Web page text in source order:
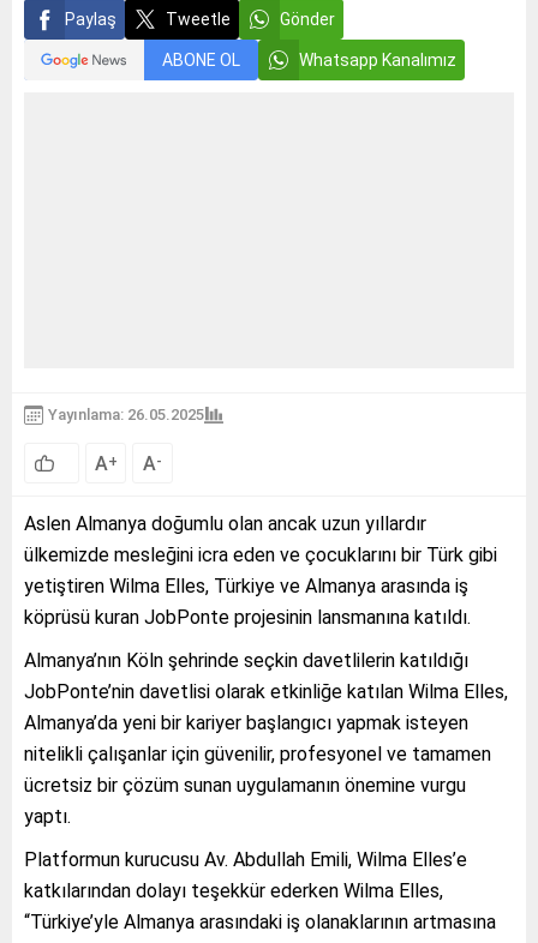
Paylaş Tweetle Gönder
ABONE OL Whatsapp Kanalımız
Yayınlama: 26.05.2025
A+ A-
Aslen Almanya doğumlu olan ancak uzun yıllardır
ülkemizde mesleğini icra eden ve çocuklarını bir Türk gibi
yetiştiren Wilma Elles, Türkiye ve Almanya arasında iş
köprüsü kuran JobPonte projesinin lansmanına katıldı.
Almanya’nın Köln şehrinde seçkin davetlilerin katıldığı
JobPonte’nin davetlisi olarak etkinliğe katılan Wilma Elles,
Almanya’da yeni bir kariyer başlangıcı yapmak isteyen
nitelikli çalışanlar için güvenilir, profesyonel ve tamamen
ücretsiz bir çözüm sunan uygulamanın önemine vurgu
yaptı.
Platformun kurucusu Av. Abdullah Emili, Wilma Elles’e
katkılarından dolayı teşekkür ederken Wilma Elles,
“Türkiye’yle Almanya arasındaki iş olanaklarının artmasına